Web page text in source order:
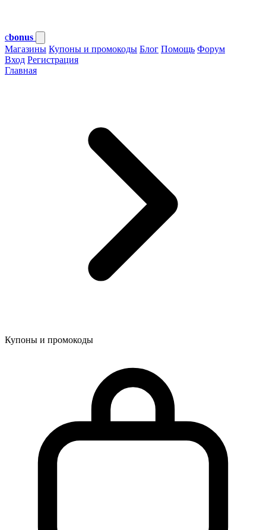
cbonus
Магазины Купоны и промокоды Блог Помощь Форум
Вход Регистрация
Главная
Купоны и промокоды